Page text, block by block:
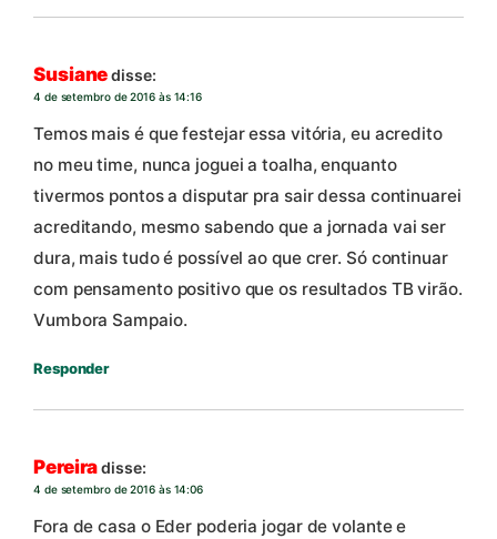
Susianedisse:
4 de setembro de 2016 às 14:16
Temos mais é que festejar essa vitória, eu acredito
no meu time, nunca joguei a toalha, enquanto
tivermos pontos a disputar pra sair dessa continuarei
acreditando, mesmo sabendo que a jornada vai ser
dura, mais tudo é possível ao que crer. Só continuar
com pensamento positivo que os resultados TB virão.
Vumbora Sampaio.
Responder
Pereiradisse:
4 de setembro de 2016 às 14:06
Fora de casa o Eder poderia jogar de volante e